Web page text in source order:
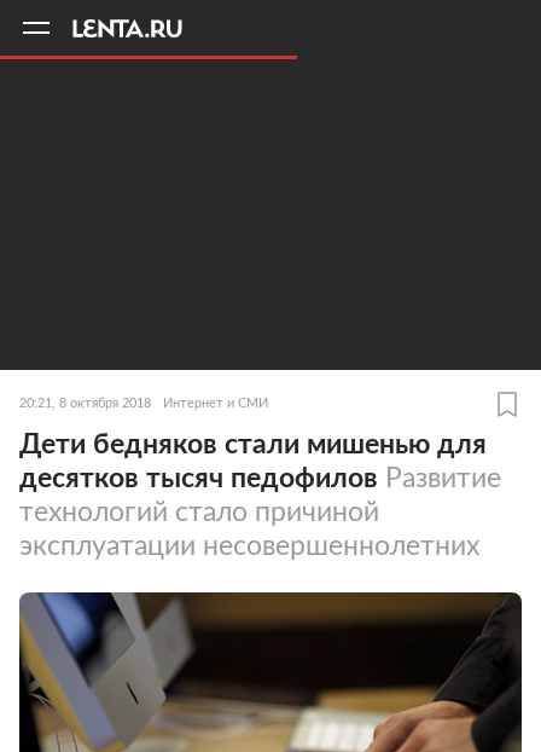
20:21, 8 октября 2018 Интернет и СМИ
Дети бедняков стали мишенью для
десятков тысяч педофилов Развитие
технологий стало причиной
эксплуатации несовершеннолетних